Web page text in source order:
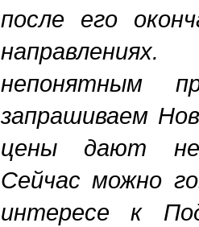
после его
непонятным
запрашиваем
цены дают не
Сейчас можно
интересе к